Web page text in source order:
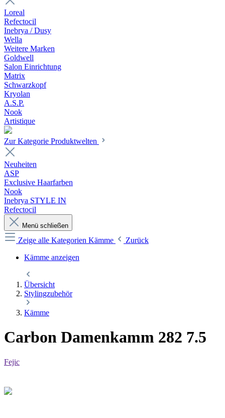
Loreal
Refectocil
Inebrya / Dusy
Wella
Weitere Marken
Goldwell
Salon Einrichtung
Matrix
Schwarzkopf
Kryolan
A.S.P.
Nook
Artistique
Zur Kategorie Produktwelten
Neuheiten
ASP
Exclusive Haarfarben
Nook
Inebrya STYLE IN
Refectocil
Menü schließen
Zeige alle Kategorien Kämme
Zurück
Kämme anzeigen
Übersicht
Stylingzubehör
Kämme
Carbon Damenkamm 282 7.5
Fejic